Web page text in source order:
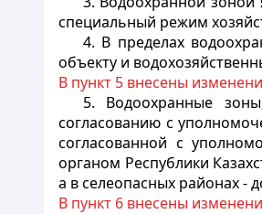
специальный режим
4. В пределах
объекту и
В пункт 5 внесены
5. Водоохранные
согласованию с
согласованной с
органом Республики
а в селеопасных районах -
В пункт 6 внесены